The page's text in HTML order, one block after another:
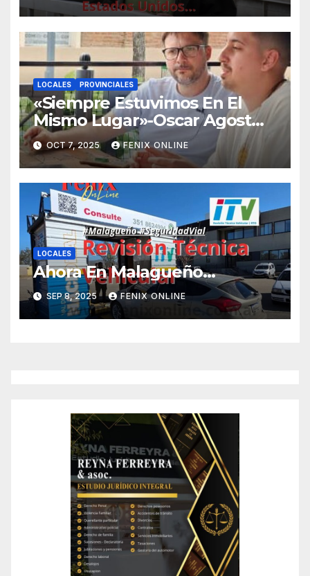
LOCALES PROVINCIALES
«Siempre Estuvimos En El
Mismo Lugar»-Oscar Agost
Carreño-
OCT 7, 2025 FENIX ONLINE
LOCALES
Ahora En Malagueño…
SEP 8, 2025 FENIX ONLINE